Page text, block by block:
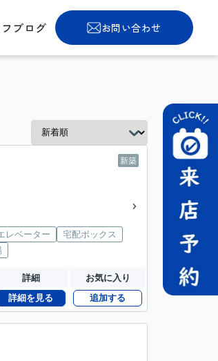
ブログ お問い合わせ
新築
レベーター
宅配ボックス
詳細 お気に入り
詳細を見る 追加する